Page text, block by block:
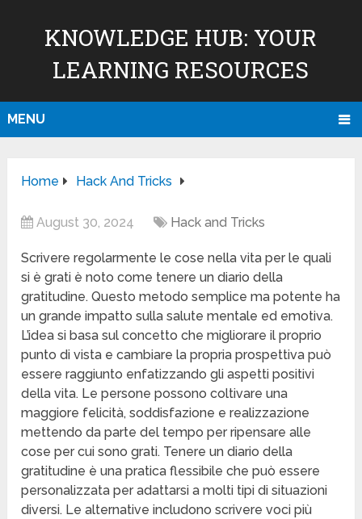
KNOWLEDGE HUB: YOUR
LEARNING RESOURCES
MENU
Home Hack And Tricks
August 30, 2024 Hack and Tricks
Scrivere regolarmente le cose nella vita per le quali
si è grati è noto come tenere un diario della
gratitudine. Questo metodo semplice ma potente ha
un grande impatto sulla salute mentale ed emotiva.
L’idea si basa sul concetto che migliorare il proprio
punto di vista e cambiare la propria prospettiva può
essere raggiunto enfatizzando gli aspetti positivi
della vita. Le persone possono coltivare una
maggiore felicità, soddisfazione e realizzazione
mettendo da parte del tempo per ripensare alle
cose per cui sono grati. Tenere un diario della
gratitudine è una pratica flessibile che può essere
personalizzata per adattarsi a molti tipi di situazioni
diversi. Le alternative includono scrivere voci più